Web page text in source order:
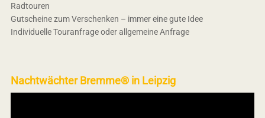
Radtouren
Gutscheine zum Verschenken – immer eine gute Idee
Individuelle Touranfrage oder allgemeine Anfrage
Nachtwächter Bremme® in Leipzig